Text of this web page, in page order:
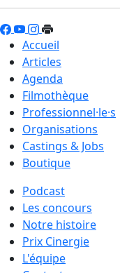
Accueil
Articles
Agenda
Filmothèque
Professionnel·le·s
Organisations
Castings & Jobs
Boutique
Podcast
Les concours
Notre histoire
Prix Cinergie
L'équipe